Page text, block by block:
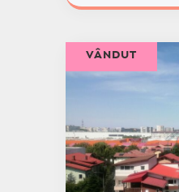
VÂNDUT